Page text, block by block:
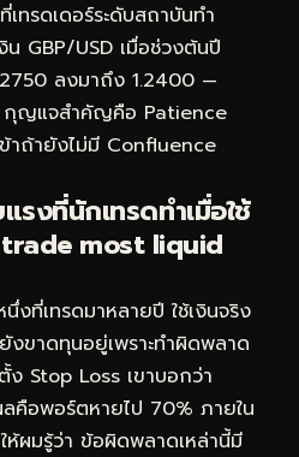
ทรดเดอร์ระดับสถาบันทำ
GBP/USD เมื่อช่วงต้นปี
ลงมาถึง 1.2400 —
กุญแจสำคัญคือ Patience
าถ้ายังไม่มี Confluence
งที่นักเทรดทำเมื่อใช้
most liquid
งที่เทรดมาหลายปี ใช้เงินจริง
ขาดทุนอยู่เพราะทำผิดพลาด
Stop Loss เขาบอกว่า
ลคือพอร์ตหายไป 70% ภายใน
ห้ผมรู้ว่า ข้อผิดพลาดเหล่านี้มี